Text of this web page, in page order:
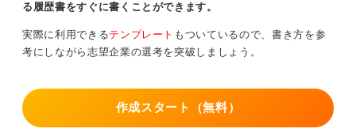
る履歴書をすぐに書くことができます。
実際に利用できるテンプレート もついているので、書き方を参
考にしながら志望企業の選考を突破しましょう。
作成スタート（無料）